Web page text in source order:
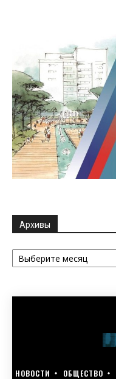
Архивы
Архивы
НОВОСТИ ОБЩЕСТВО